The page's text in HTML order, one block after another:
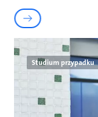
Studium przypadku